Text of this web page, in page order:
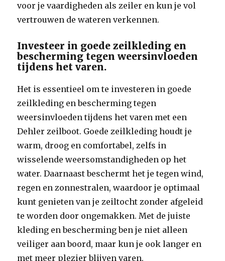
voor je vaardigheden als zeiler en kun je vol
vertrouwen de wateren verkennen.
Investeer in goede zeilkleding en
bescherming tegen weersinvloeden
tijdens het varen.
Het is essentieel om te investeren in goede
zeilkleding en bescherming tegen
weersinvloeden tijdens het varen met een
Dehler zeilboot. Goede zeilkleding houdt je
warm, droog en comfortabel, zelfs in
wisselende weersomstandigheden op het
water. Daarnaast beschermt het je tegen wind,
regen en zonnestralen, waardoor je optimaal
kunt genieten van je zeiltocht zonder afgeleid
te worden door ongemakken. Met de juiste
kleding en bescherming ben je niet alleen
veiliger aan boord, maar kun je ook langer en
met meer plezier blijven varen.